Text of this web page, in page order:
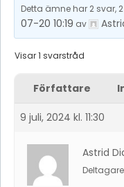
Detta ämne har 2 svar,
07-20 10:19 av
Visar 1 svarstråd
Författare
9 juli, 2024 kl. 11:30
Astrid
Deltagare